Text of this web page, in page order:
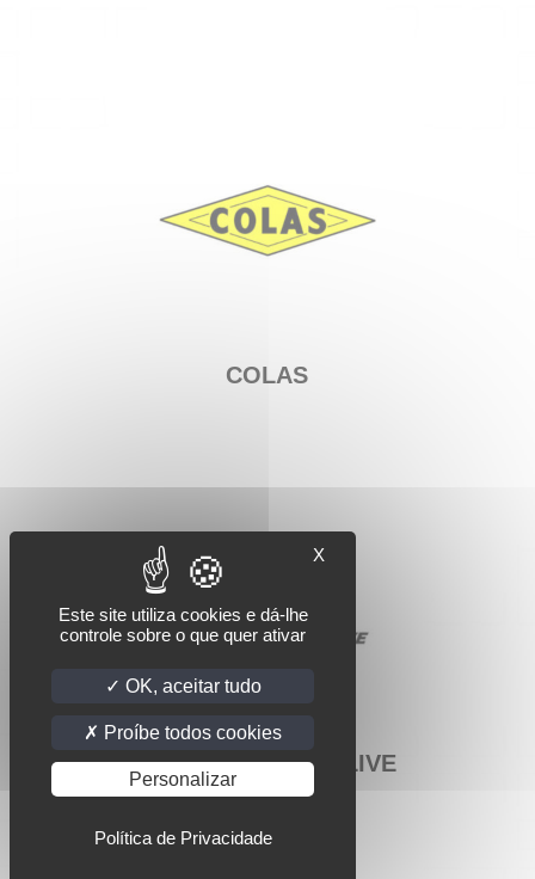
COLAS
COLGATE PALMOLIVE
X
Este site utiliza cookies e dá-lhe
controle sobre o que quer ativar
OK, aceitar tudo
Proíbe todos cookies
Personalizar
Política de Privacidade